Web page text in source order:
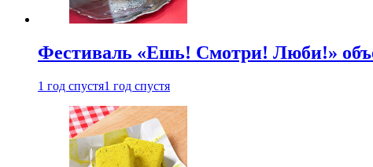
Фестиваль «Ешь! Смотри! Люби!»
1 год спустя1 год спустя